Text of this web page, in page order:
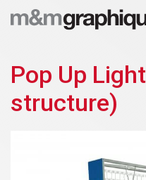
Pop Up
structure)